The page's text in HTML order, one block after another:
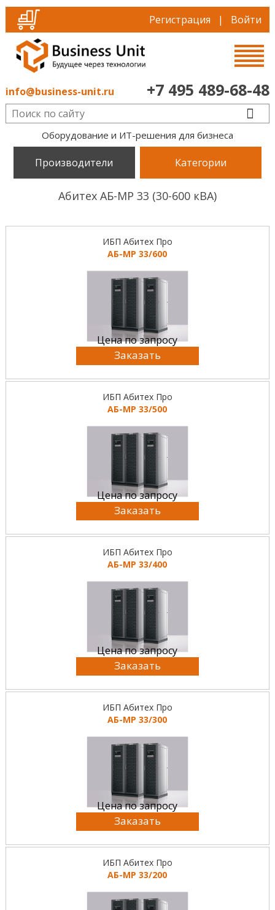
Регистрация | Войти
info@business-unit.ru +7 495 489-68-48
Оборудование и ИТ-решения для бизнеса
Производители Категории
Абитех АБ-МР 33 (30-600 кВА)
ИБП Абитех Про
АБ-МР 33/600
Цена по запросу
Заказать
ИБП Абитех Про
АБ-МР 33/500
Цена по запросу
Заказать
ИБП Абитех Про
АБ-МР 33/400
Цена по запросу
Заказать
ИБП Абитех Про
АБ-МР 33/300
Цена по запросу
Заказать
ИБП Абитех Про
АБ-МР 33/200